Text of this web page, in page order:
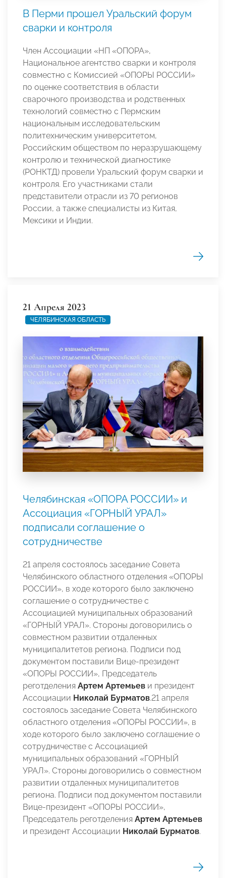
В Перми прошел Уральский форум
сварки и контроля
Член Ассоциации «НП «ОПОРА»,
Национальное агентство сварки и контроля
совместно с Комиссией «ОПОРЫ РОССИИ»
по оценке соответствия в области
сварочного производства и родственных
технологий совместно с Пермским
национальным исследовательским
политехническим университетом,
Российским обществом по неразрушающему
контролю и технической диагностике
(РОНКТД) провели Уральский форум сварки и
контроля. Его участниками стали
представители отрасли из 70 регионов
России, а также специалисты из Китая,
Мексики и Индии.
21 Апреля 2023
ЧЕЛЯБИНСКАЯ ОБЛАСТЬ
Челябинская «ОПОРА РОССИИ» и
Ассоциация «ГОРНЫЙ УРАЛ»
подписали соглашение о
сотрудничестве
21 апреля состоялось заседание Совета
Челябинского областного отделения «ОПОРЫ
РОССИИ», в ходе которого было заключено
соглашение о сотрудничестве с
Ассоциацией муниципальных образований
«ГОРНЫЙ УРАЛ». Стороны договорились о
совместном развитии отдаленных
муниципалитетов региона. Подписи под
документом поставили Вице-президент
«ОПОРЫ РОССИИ», Председатель
реготделения Артем Артемьев и президент
Ассоциации Николай Бурматов.21 апреля
состоялось заседание Совета Челябинского
областного отделения «ОПОРЫ РОССИИ», в
ходе которого было заключено соглашение о
сотрудничестве с Ассоциацией
муниципальных образований «ГОРНЫЙ
УРАЛ». Стороны договорились о совместном
развитии отдаленных муниципалитетов
региона. Подписи под документом поставили
Вице-президент «ОПОРЫ РОССИИ»,
Председатель реготделения Артем Артемьев
и президент Ассоциации Николай Бурматов.